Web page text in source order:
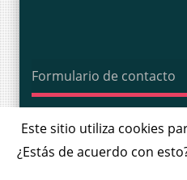
Este sitio utiliza cookies
¿Estás de acuerdo con
Formulario de contacto